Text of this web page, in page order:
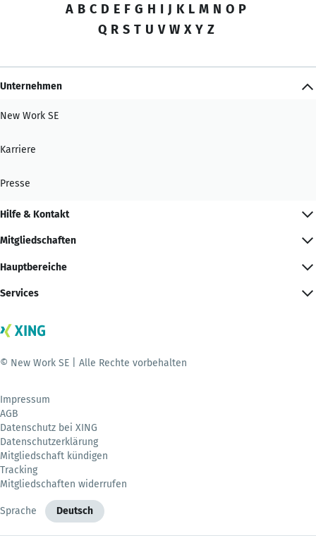
A B C D E F G H I J K L M N O P
Q R S T U V W X Y Z
Unternehmen
New Work SE
Karriere
Presse
Hilfe & Kontakt
Mitgliedschaften
Hauptbereiche
Services
© New Work SE | Alle Rechte vorbehalten
Impressum
AGB
Datenschutz bei XING
Datenschutzerklärung
Mitgliedschaft kündigen
Tracking
Mitgliedschaften widerrufen
Sprache Deutsch